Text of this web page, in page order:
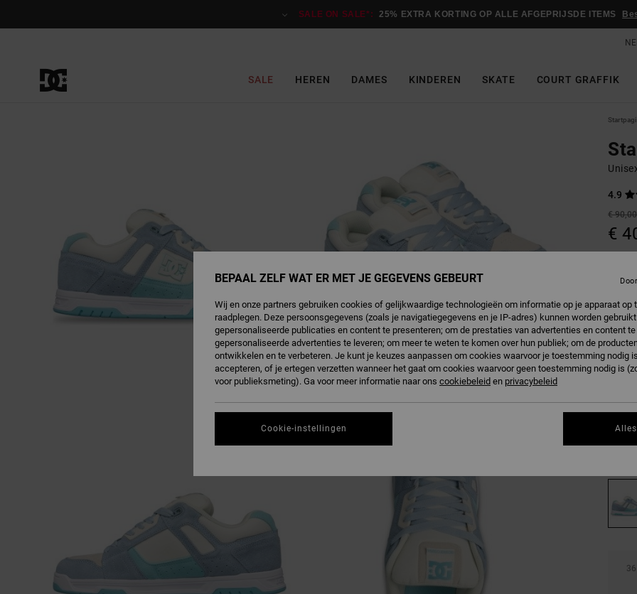
SALE ON SALE*: 25% EXTRA KORTING OP ALLE AFGEPRIJSDE ITEMS
SALE HEREN DAMES KINDEREN SKATE COURT GRAFFIK
4.9
€ 90,00
€
Kleur
36
BEPAAL ZELF WAT ER MET JE GEGEVENS GEBEURT
Wij en onze partners gebruiken cookies of gelijkwaardige technologieën om informatie op je apparaat op
raadplegen. Deze persoonsgegevens (zoals je navigatiegegevens en je IP-adres) kunnen worden
gepersonaliseerde publicaties en content te presenteren; om de prestaties van advertenties en content
gepersonaliseerde advertenties te leveren; om meer te weten te komen over hun publiek; om de
ontwikkelen en te verbeteren. Je kunt je keuzes aanpassen om cookies waarvoor je toestemming nodig
accepteren, of je ertegen verzetten wanneer het gaat om cookies waarvoor geen toestemming nodig is
voor publieksmeting). Ga voor meer informatie naar ons cookiebeleid en privacybeleid
Cookie-instellingen